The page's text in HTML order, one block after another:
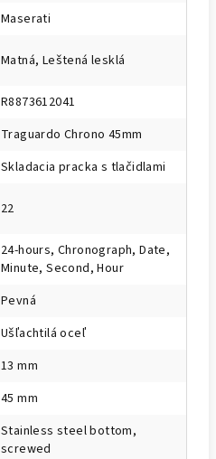
Maserati
Matná, Leštená lesklá
R8873612041
Traguardo Chrono 45mm
Skladacia pracka s tlačidlami
22
24-hours, Chronograph, Date,
Minute, Second, Hour
Pevná
Ušľachtilá oceľ
13 mm
45 mm
Stainless steel bottom,
screwed